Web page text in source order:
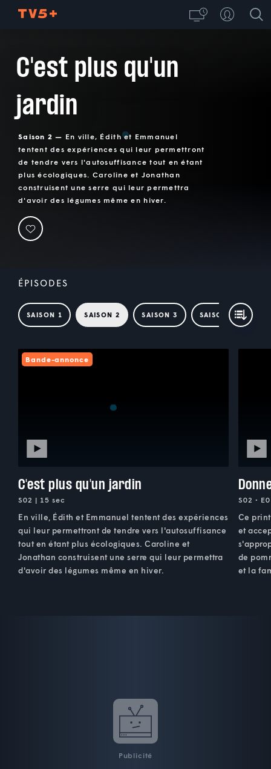
C'est plus qu'un
jardin
Saison 2 — En ville, Édith et Emmanuel
tentent des expériences qui leur permettront
de tendre vers l'autosuffisance tout en étant
plus écologiques. Caroline et Jonathan
construisent une serre qui leur permettra
d'avoir des légumes même en hiver.
ÉPISODES
SAISON 1 SAISON 2 SAISON 3 SAISON 4
Bande-annonce
C'est plus qu'un jardin
S02 | 15 sec
En ville, Édith et Emmanuel tentent des expériences
qui leur permettront de tendre vers l'autosuffisance
tout en étant plus écologiques. Caroline et
Jonathan construisent une serre qui leur permettra
d'avoir des légumes même en hiver.
S02 •
Ce
et
de
et la
Publicité